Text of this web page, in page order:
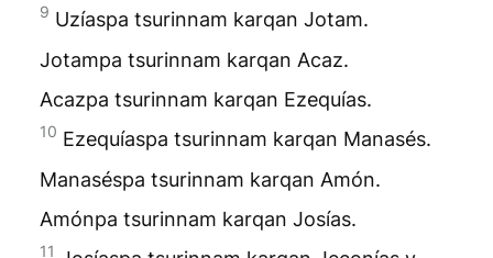
9 Uzíaspa tsurinnam karqan Jotam.
Jotampa tsurinnam karqan Acaz.
Acazpa tsurinnam karqan Ezequías.
10 Ezequíaspa tsurinnam karqan Manasés.
Manaséspa tsurinnam karqan Amón.
Amónpa tsurinnam karqan Josías.
11